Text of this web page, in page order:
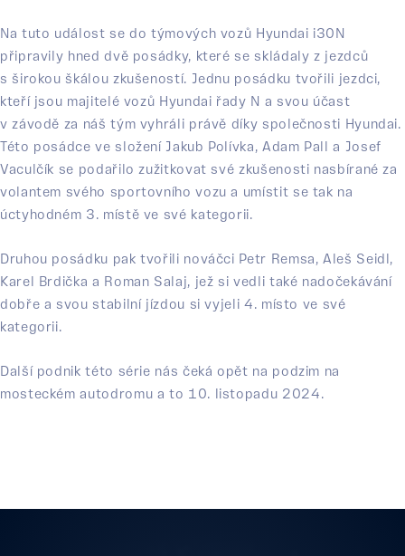
Na tuto událost se do týmových vozů Hyundai i30N
připravily hned dvě posádky, které se skládaly z jezdců
s širokou škálou zkušeností. Jednu posádku tvořili jezdci,
kteří jsou majitelé vozů Hyundai řady N a svou účast
v závodě za náš tým vyhráli právě díky společnosti Hyundai.
Této posádce ve složení Jakub Polívka, Adam Pall a Josef
Vaculčík se podařilo zužitkovat své zkušenosti nasbírané za
volantem svého sportovního vozu a umístit se tak na
úctyhodném 3. místě ve své kategorii.
Druhou posádku pak tvořili nováčci Petr Remsa, Aleš Seidl,
Karel Brdička a Roman Salaj, jež si vedli také nadočekávání
dobře a svou stabilní jízdou si vyjeli 4. místo ve své
kategorii.
Další podnik této série nás čeká opět na podzim na
mosteckém autodromu a to 10. listopadu 2024.